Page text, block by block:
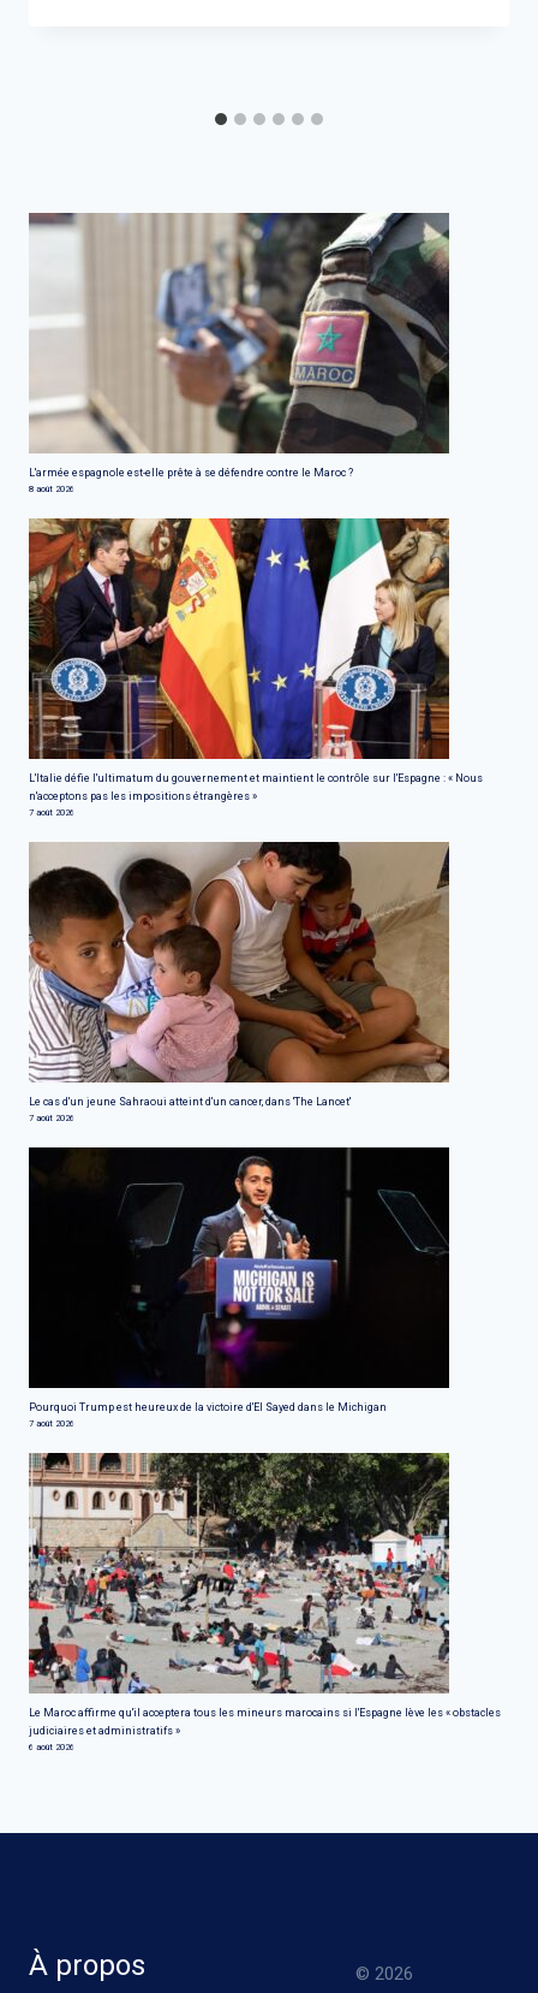
L'armée espagnole est-elle prête à se défendre contre le Maroc ?
8 août 2026
L'Italie défie l'ultimatum du gouvernement et maintient le contrôle sur l'Espagne : « Nous
n'acceptons pas les impositions étrangères »
7 août 2026
Le cas d'un jeune Sahraoui atteint d'un cancer, dans 'The Lancet'
7 août 2026
Pourquoi Trump est heureux de la victoire d'El Sayed dans le Michigan
7 août 2026
Le Maroc affirme qu'il acceptera tous les mineurs marocains si l'Espagne lève les « obstacles
judiciaires et administratifs »
6 août 2026
À propos © 2026